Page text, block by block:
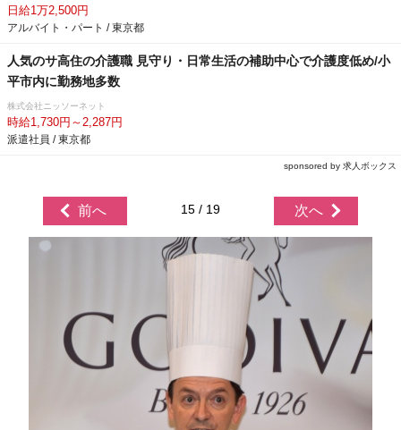
日給1万2,500円
アルバイト・パート / 東京都
人気のサ高住の介護職 見守り・日常生活の補助中心で介護度低め/小
平市内に勤務地多数
株式会社ニッソーネット
時給1,730円～2,287円
派遣社員 / 東京都
sponsored by 求人ボックス
前へ 15 / 19 次へ